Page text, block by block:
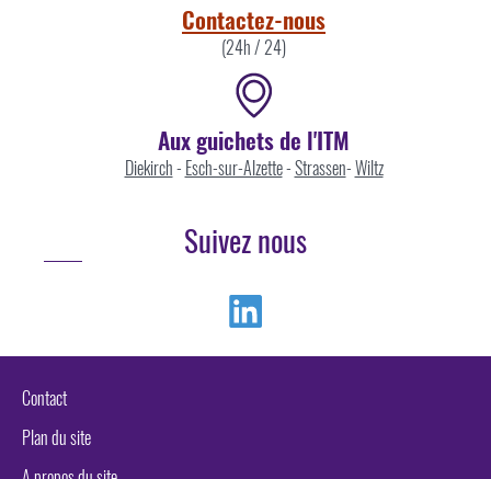
Contactez-nous
(24h / 24)
Aux guichets de l'ITM
Diekirch- Esch-sur-Alzette-Strassen-Wiltz
Suivez nous
Contact
Plan du site